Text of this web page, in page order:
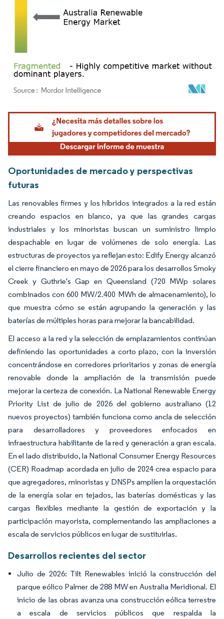
Imagen © Mordor Intelligence. El uso requiere atribución según CC BY 4.0.
Oportunidades de mercado y perspectivas
futuras
Las renovables firmes y los híbridos integrados a la red están
creando espacios en blanco, ya que las grandes cargas
industriales y los minoristas buscan un suministro limpio
despachable en lugar de volúmenes de solo energía. Las
estructuras de proyectos ya reflejan esto: Edify Energy alcanzó
el cierre financiero en mayo de 2026 para los desarrollos Smoky
Creek y Guthrie's Gap en Queensland (720 MWp solares
combinados con 600 MW/2.400 MWh de almacenamiento), lo
que muestra cómo se están agrupando la generación y las
baterías de múltiples horas para mejorar la bancabilidad.
El acceso a la red y la selección de emplazamientos continúan
definiendo las oportunidades a corto plazo, con la inversión
concentrándose en corredores prioritarios y zonas de energía
renovable donde la ampliación de la transmisión puede
mejorar la certeza de conexión. La National Renewable Energy
Priority List de julio de 2026 del gobierno australiano (12
nuevos proyectos) también funciona como ancla de selección
para desarrolladores y proveedores enfocados en
infraestructura habilitante de la red y generación a gran escala.
En el lado distribuido, la National Consumer Energy Resources
(CER) Roadmap acordada en julio de 2024 crea espacio para
que agregadores, minoristas y DNSPs amplíen la orquestación
de la energía solar en tejados, las baterías domésticas y las
cargas flexibles mediante la gestión de exportación y la
participación mayorista, complementando las ampliaciones a
escala de servicios públicos en lugar de sustituirlas.
Desarrollos recientes del sector
Julio de 2026: Tilt Renewables inició la construcción del
parque eólico Palmer de 288 MW en Australia Meridional. El
inicio de las obras avanza una construcción eólica terrestre
a escala de servicios públicos que respalda la